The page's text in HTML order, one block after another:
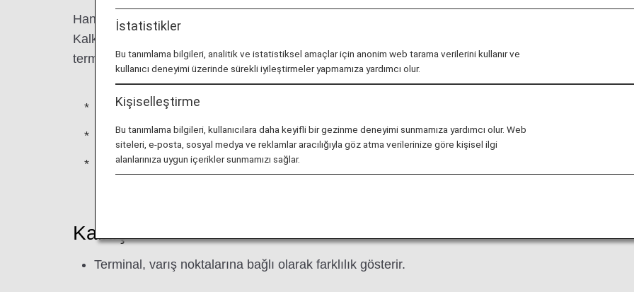
Haneda Havaalanı varışlı ve kalkışlı ANA tarafından gerçekleştirilen uluslararası uçuşlar için hem
Kalkış/varış terminaliniz (0) olarak görünüyorsa varış/kalkışınız Terminal 2 veya Terminal 3 olarak
terminali bilgileri, kalkış tarihinden 2 gün önceUçuş Durumusayfasında yer alacaktır.
Haneda Havaalanındaki terminaller hakkında daha fazla bilgi için bkz. Haneda Uluslararası
Uçuş bilgileri, operasyonel nedenlerle değişiklik gösterebilir.
Lütfen Haneda Havaalanı Terminal 2'de uluslararası ve iç uçuşlara yönelik kalkış alanlarının
Kalkış
Terminal, varış noktalarına bağlı olarak farklılık gösterir.
İstatistikler
Bu tanımlama bilgileri, analitik ve istatistiksel amaçlar için anonim web tarama verilerini kullanır ve
kullanıcı deneyimi üzerinde sürekli iyileştirmeler yapmamıza yardımcı olur.
Kişiselleştirme
Bu tanımlama bilgileri, kullanıcılara daha keyifli bir gezinme deneyimi sunmamıza yardımcı olur. Web
siteleri, e-posta, sosyal medya ve reklamlar aracılığıyla göz atma verilerinize göre kişisel ilgi
alanlarınıza uygun içerikler sunmamızı sağlar.